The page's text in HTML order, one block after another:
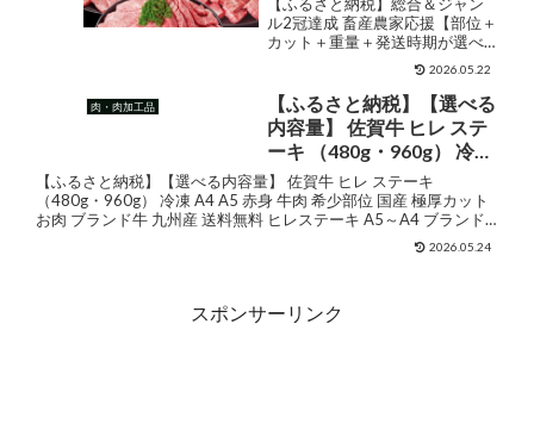
牛【赤身＆霜降り】or【赤
身】- 選べるカット 宮崎牛
牛肉 500g 1kg 2kg 送料無
料 【都城市】
ル2冠達成 畜産農家応援【部位＋
カット＋重量＋発送時期が選べ
る！】宮崎牛【赤身＆霜降り】
or【赤身】- 選べるカット 宮崎牛
牛肉 500g 1kg 2kg 送料無料 【都
城市】 販売価格¥12,500ショッ
プ名...
2026.05.22
肉・肉加工品
【ふるさと納税】【選べる
内容量】 佐賀牛 ヒレ ステ
ーキ （480g・960g） 冷凍
A4 A5 赤身 牛肉 希少部位
国産 極厚カット お肉 ブラ
ンド牛 九州産 送料無料 ヒ
レステーキ A5～A4 ブラン
県産 黒毛和牛 【D500-
【ふるさと納税】【選べる内容量】 佐賀牛 ヒレ ステーキ
（480g・960g） 冷凍 A4 A5 赤身 牛肉 希少部位 国産 極厚カット
お肉 ブランド牛 九州産 送料無料 ヒレステーキ A5～A4 ブランド
2026.05.24
スポンサーリンク